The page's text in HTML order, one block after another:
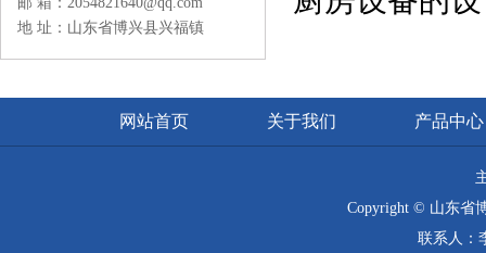
地 址：山东省博兴县兴福镇
网站首页 关于我们 产品中心
Copyright © 山东省
联系人：